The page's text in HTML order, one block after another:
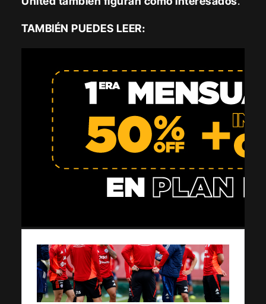
TAMBIÉN PUEDES LEER: